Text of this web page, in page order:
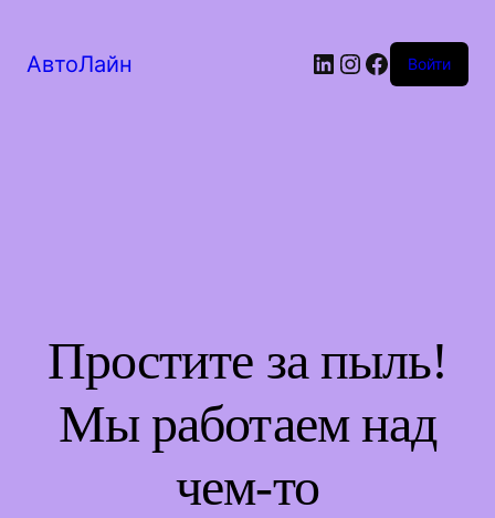
АвтоЛайн LinkedIn
Instagram
Facebook
Войти
Простите за пыль!
Мы работаем над
чем-то